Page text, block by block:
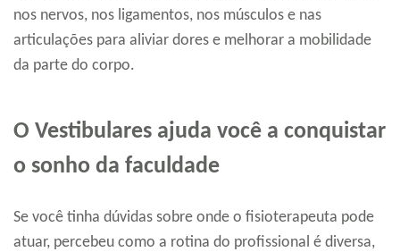
nos nervos, nos ligamentos, nos músculos e nas
articulações para aliviar dores e melhorar a mobilidade
da parte do corpo.
O Vestibulares ajuda você a conquistar
o sonho da faculdade
Se você tinha dúvidas sobre onde o fisioterapeuta pode
atuar, percebeu como a rotina do profissional é diversa,